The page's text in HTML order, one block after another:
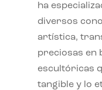
ha
diversos
artística,
preciosas en
escultóricas
tangible y lo